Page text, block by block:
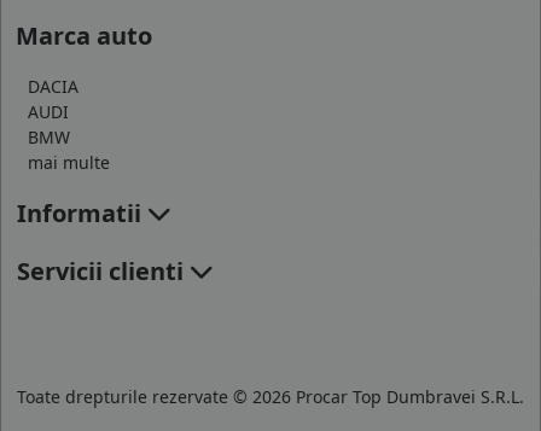
Marca auto
DACIA
AUDI
BMW
mai multe
Informatii
Servicii clienti
Toate drepturile rezervate © 2026 Procar Top Dumbravei S.R.L.